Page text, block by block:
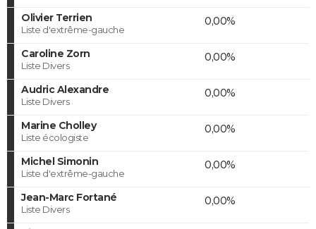
Olivier Terrien
Liste d'extrême-gauche
0,00%
Caroline Zorn
Liste Divers
0,00%
Audric Alexandre
Liste Divers
0,00%
Marine Cholley
Liste écologiste
0,00%
Michel Simonin
Liste d'extrême-gauche
0,00%
Jean-Marc Fortané
Liste Divers
0,00%